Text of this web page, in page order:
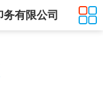
有限公司